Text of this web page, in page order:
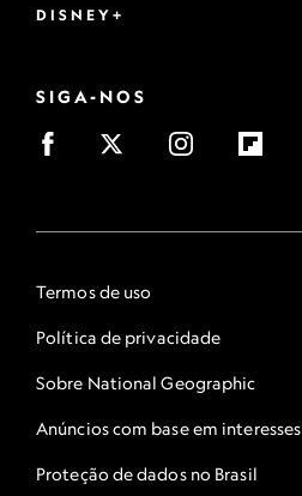
DISNEY+
SIGA-NOS
Termos de uso
Política de privacidade
Sobre National Geographic
Anúncios com base em interesses
Proteção de dados no Brasil